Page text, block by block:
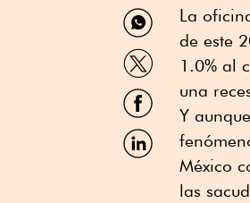
Compartir
por
WhatsApp
Compartir
por
Twitter
Compartir
por
Facebook
Compartir
por
La
de este
1.0% al
una
Y
México
las